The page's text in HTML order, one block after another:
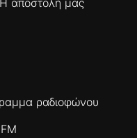
ραδιοφώνου